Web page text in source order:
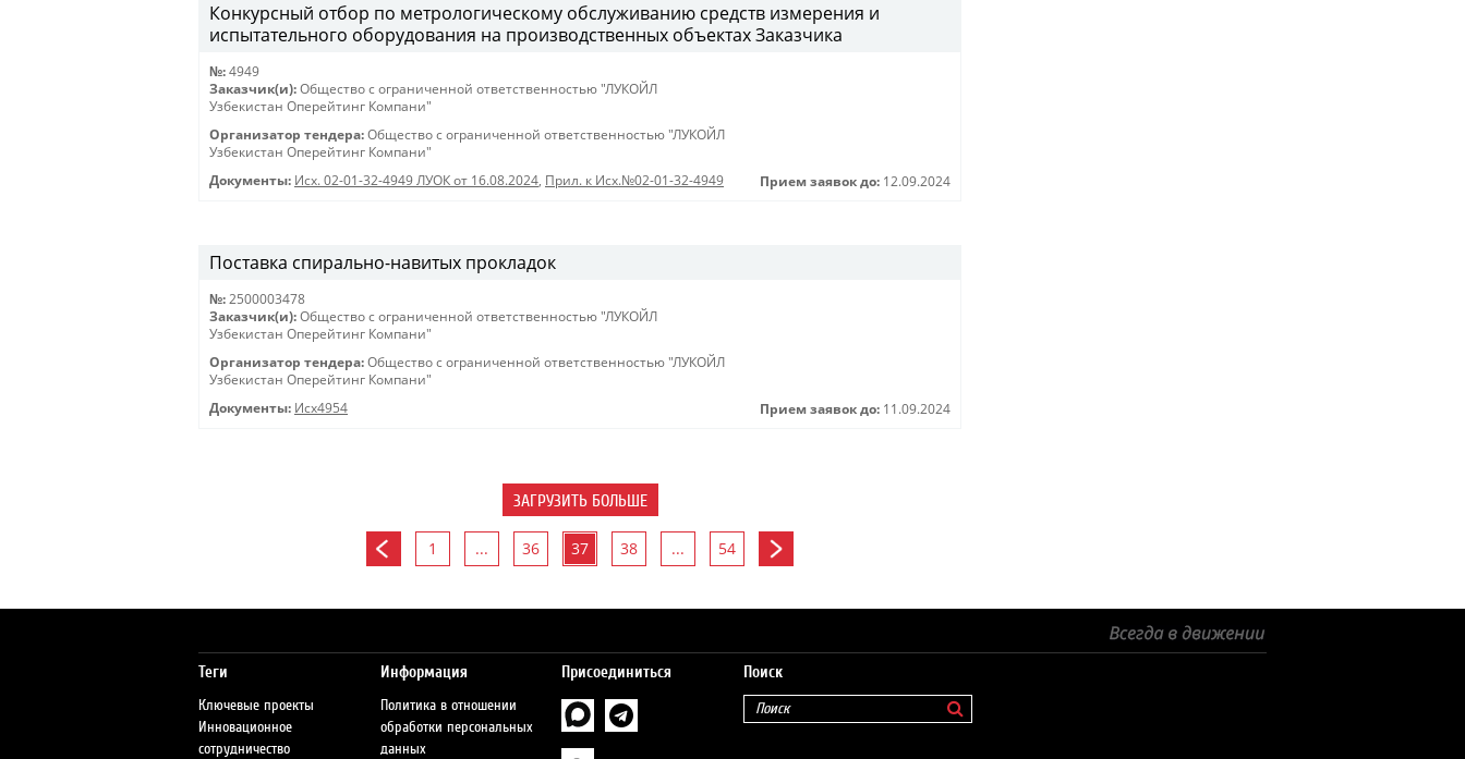
Конкурсный отбор по метрологическому обслуживанию средств измерения и
испытательного оборудования на производственных объектах Заказчика
№: 4949
Заказчик(и): Общество с ограниченной ответственностью "ЛУКОЙЛ
Узбекистан Оперейтинг Компани"
Организатор тендера: Общество с ограниченной ответственностью "ЛУКОЙЛ
Узбекистан Оперейтинг Компани"
Документы: Исх. 02-01-32-4949 ЛУОК от 16.08.2024, Прил. к Исх.№02-01-32-4949 Прием заявок до: 12.09.2024
Поставка спирально-навитых прокладок
№: 2500003478
Заказчик(и): Общество с ограниченной ответственностью "ЛУКОЙЛ
Узбекистан Оперейтинг Компани"
Организатор тендера: Общество с ограниченной ответственностью "ЛУКОЙЛ
Узбекистан Оперейтинг Компани"
Документы: Исх4954 Прием заявок до: 11.09.2024
ЗАГРУЗИТЬ БОЛЬШЕ
1 ... 36 37 38 ... 54
Теги
Ключевые проекты
Инновационное
сотрудничество
Информация
Политика в отношении
обработки персональных
данных
Присоединиться Поиск